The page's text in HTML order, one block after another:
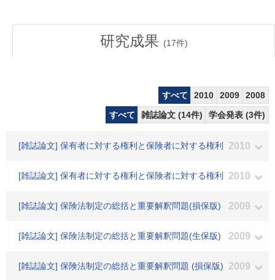
研究成果 (17件)
すべて 2010 2009
2008
すべて
雑誌論文 (14件) 学会発表 (3件)
[雑誌論文] 保有者に対する権利と保険者に対する権利 2010
[雑誌論文] 保有者に対する権利と保険者に対する権利 2010
[雑誌論文] 保険法制定の総括と重要解釈問題(損保版) 2009
[雑誌論文] 保険法制定の総括と重要解釈問題(生保版) 2009
[雑誌論文] 保険法制定の総括と重要解釈問題 (損保版) 2009